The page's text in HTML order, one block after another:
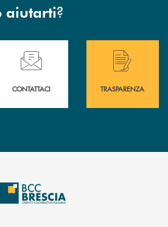
aiutarti?
delle filiali .
Hai bisogno di assistenza immediata?
CONTATTACI
Hai bisogno di
TRASPARENZA